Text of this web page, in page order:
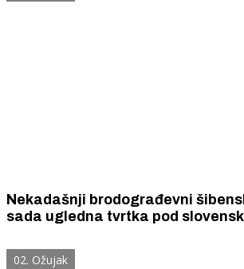
Nekadašnji brodograđevni
sada ugledna tvrtka pod
maj
02. Ožujak